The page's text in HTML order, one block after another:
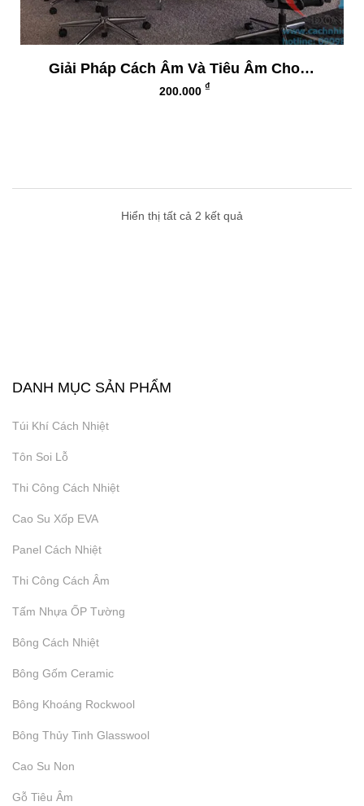
Giải Pháp Cách Âm Và Tiêu Âm Cho Phòng Họp
200.000 ₫
Báo Giá Thi Công Cách Âm
₫
Hiển thị tất cả 2 kết quả
DANH MỤC SẢN PHẨM
Túi Khí Cách Nhiệt
Tôn Soi Lỗ
Thi Công Cách Nhiệt
Cao Su Xốp EVA
Panel Cách Nhiệt
Thi Công Cách Âm
Tấm Nhựa ỐP Tường
Bông Cách Nhiệt
Bông Gốm Ceramic
Bông Khoáng Rockwool
Bông Thủy Tinh Glasswool
Cao Su Non
Gỗ Tiêu Âm